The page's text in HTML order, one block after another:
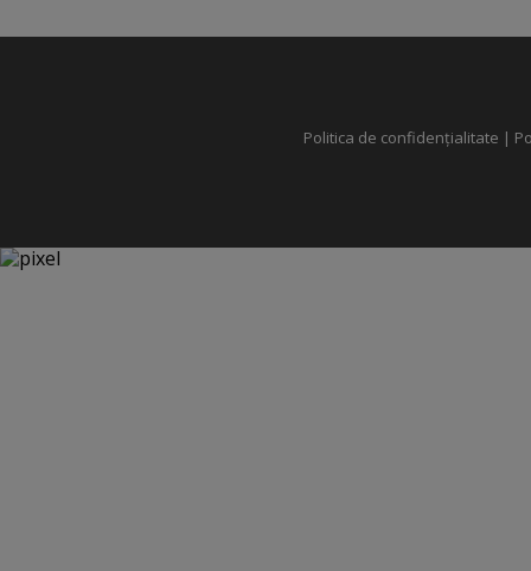
Politica de confidențialitate |